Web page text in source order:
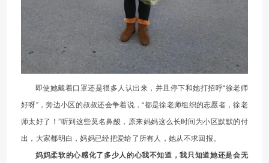
即使她戴着口罩还是很多人认出来，并且停下和她打招呼“徐老师
好呀”，旁边小区的叔叔还会争着说，“都是徐老师组织的志愿者，徐老
师太好了！”听到这些莫名鼻酸，原来妈妈这么长时间为小区默默的付
出，大家都明白，妈妈已经把爱给了所有人，她从不求回报。
妈妈柔软的心感化了多少人的心我不知道，我只知道她还是会无